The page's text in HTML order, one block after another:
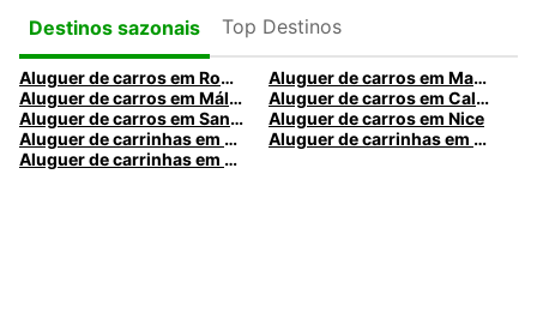
Destinos sazonais
Top Destinos
Aluguer de carros em Roma
Aluguer de carros em Madrid
Aluguer de carros em Málaga
Aluguer de carros em Caldas da Rainha
Aluguer de carros em Santa Maria da Feira
Aluguer de carros em Nice
Aluguer de carrinhas em Nice
Aluguer de carrinhas em Santa Maria da Feira
Aluguer de carrinhas em Caldas da Rainha